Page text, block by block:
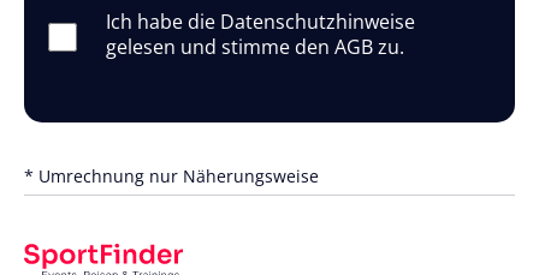
Ich habe die Datenschutzhinweise
gelesen und stimme den AGB zu.
* Umrechnung nur Näherungsweise